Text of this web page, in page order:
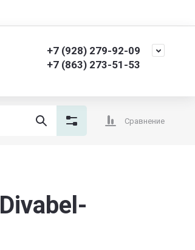
+7 (928) 279-92-09
+7 (863) 273-51-53
Сравнение